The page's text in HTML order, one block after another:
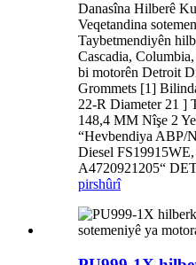
Danasîna Hilberê
Veqetandina
Taybetmendiyên
Cascadia,
bi motorên Detroit
Grommets [1]
22-R Diameter 21 ]
148,4 MM Nîşe 2
“Hevbendiya ABP/
Diesel
A4720921205“
pirshûrî